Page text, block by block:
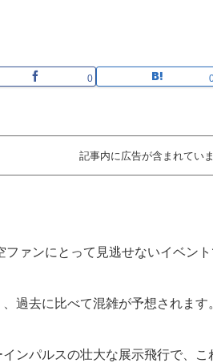
0
記事内に広告が含まれていま
ァンにとって見逃せないイベント
過去に比べて混雑が予想されます
ンパルスの壮大な展示飛行で、こ